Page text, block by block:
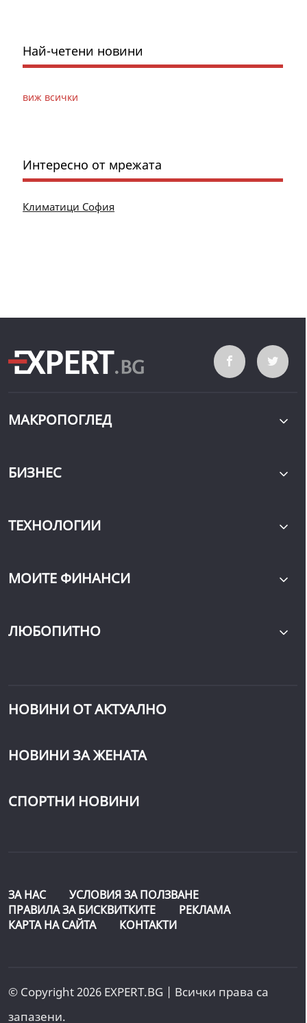
Най-четени новини
виж всички
Интересно от мрежата
Климатици София
МАКРОПОГЛЕД
БИЗНЕС
ТЕХНОЛОГИИ
МОИТЕ ФИНАНСИ
ЛЮБОПИТНО
НОВИНИ ОТ АКТУАЛНО
НОВИНИ ЗА ЖЕНАТА
СПОРТНИ НОВИНИ
ЗА НАС
УСЛОВИЯ ЗА ПОЛЗВАНЕ
ПРАВИЛА ЗА БИСКВИТКИТЕ
РЕКЛАМА
КАРТА НА САЙТА
КОНТАКТИ
© Copyright 2026 EXPERT.BG | Всички права са
запазени.